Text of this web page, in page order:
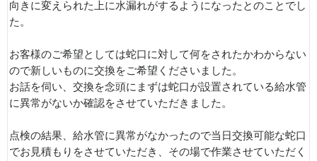
向きに変えられた上に水漏れがするようになったとのことでし
た。
お客様のご希望としては蛇口に対して何をされたかわからない
ので新しいものに交換をご希望くださいました。
お話を伺い、交換を念頭にまずは蛇口が設置されている給水管
に異常がないか確認をさせていただきました。
点検の結果、給水管に異常がなかったので当日交換可能な蛇口
でお見積もりをさせていただき、その場で作業させていただく